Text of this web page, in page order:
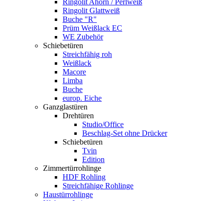
Ringolit Ahorn / Perlweiß
Ringolit Glattweiß
Buche "R"
Prüm Weißlack EC
WE Zubehör
Schiebetüren
Streichfähig roh
Weißlack
Macore
Limba
Buche
europ. Eiche
Ganzglastüren
Drehtüren
Studio/Office
Beschlag-Set ohne Drücker
Schiebetüren
Tvin
Edition
Zimmertürrohlinge
HDF Rohling
Streichfähige Rohlinge
Haustürrohlinge